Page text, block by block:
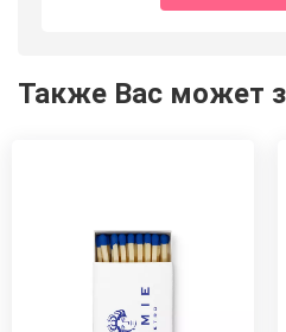
Также Вас может